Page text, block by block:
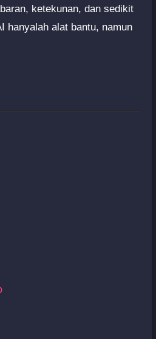
ketekunan, dan sedikit
hanyalah alat bantu, namun